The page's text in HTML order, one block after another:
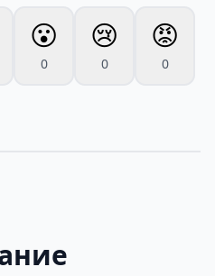
😮
0
😢
0
😡
0